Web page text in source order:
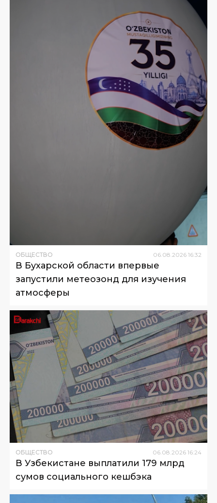
ОБЩЕСТВО 06.08.2026 16:32
В Бухарской области впервые
запустили метеозонд для изучения
атмосферы
ОБЩЕСТВО 06 08 2026 16:24
В Узбекистане выплатили 179 млрд
сумов социального кешбэка